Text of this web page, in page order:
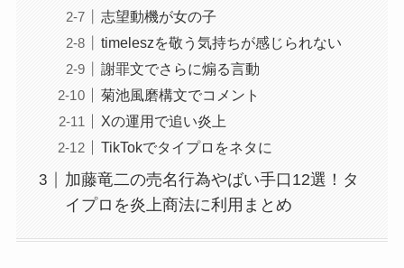
志望動機が女の子
timeleszを敬う気持ちが感じられない
謝罪文でさらに煽る言動
菊池風磨構文でコメント
Xの運用で追い炎上
TikTokでタイプロをネタに
加藤竜二の売名行為やばい手口12選！タ
イプロを炎上商法に利用まとめ